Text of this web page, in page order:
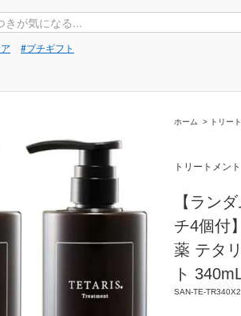
#プチギフト
ホーム > トリー
トリートメント
【ラン
チ4個付
薬 テタ
ト
SAN-TE-TR340X2